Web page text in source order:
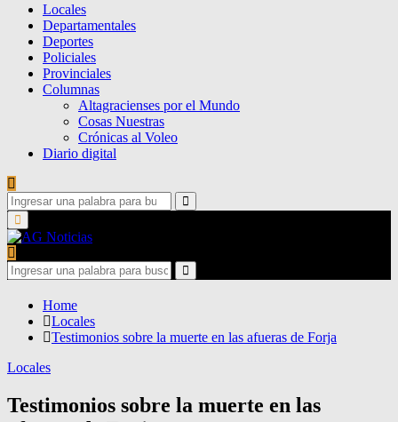
Locales
Departamentales
Deportes
Policiales
Provinciales
Columnas
Altagracienses por el Mundo
Cosas Nuestras
Crónicas al Voleo
Diario digital
Search
for:
Search
Primary
Menu
Search
for:
Search
Home
Locales
Testimonios sobre la muerte en las afueras de Forja
Locales
Testimonios sobre la muerte en las